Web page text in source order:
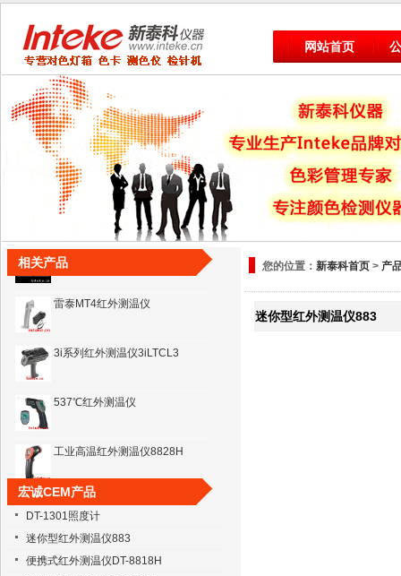
网站首页
相关产品
雷泰MT4红外测温仪
3i系列红外测温仪3iLTCL3
537℃红外测温仪
工业高温红外测温仪8828H
高温红外测温仪8858
工业高温红外测温仪DT-8859
雷泰MT4红外测温仪
3i系列红外测温仪3iLTCL3
537℃红外测温仪
工业高温红外测温仪8828H
高温红外测温仪8858
工业高温红外测温仪DT-8859
宏诚CEM产品
DT-1301照度计
迷你型红外测温仪883
便携式红外测温仪DT-8818H
您的位置： 新泰科首页 > 产
迷你型红外测温仪883